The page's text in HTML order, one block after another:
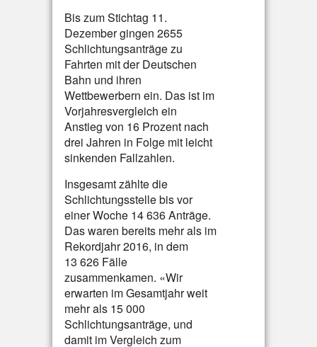
Bis zum Stichtag 11.
Dezember gingen 2655
Schlichtungsanträge zu
Fahrten mit der Deutschen
Bahn und ihren
Wettbewerbern ein. Das ist im
Vorjahresvergleich ein
Anstieg von 16 Prozent nach
drei Jahren in Folge mit leicht
sinkenden Fallzahlen.
Insgesamt zählte die
Schlichtungsstelle bis vor
einer Woche 14 636 Anträge.
Das waren bereits mehr als im
Rekordjahr 2016, in dem
13 626 Fälle
zusammenkamen. «Wir
erwarten im Gesamtjahr weit
mehr als 15 000
Schlichtungsanträge, und
damit im Vergleich zum